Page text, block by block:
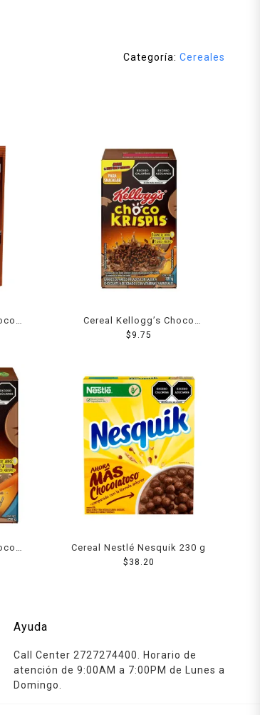
Categoría: Cereales
g
Cereal Kellogg’s Choco
Krispis sabor chocolate 38 g
$ 9.75
Cereal Nestlé Nesquik 230 g
$ 38.20
Ayuda
Call Center 2727274400. Horario de
atención de 9:00AM a 7:00PM de Lunes a
Domingo.